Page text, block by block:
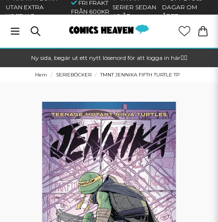
UTAN EXTRA
KOSTNAD
FRI FRAKT
FRÅN 600KR
SERIER SEDAN
40 ÅR
DAGAR OM
ÅRET
Ny sida, begär ut ett nytt lösenord för att logga in här🦸‍♂️
Hem SERIEBÖCKER TMNT JENNIKA FIFTH TURTLE TP